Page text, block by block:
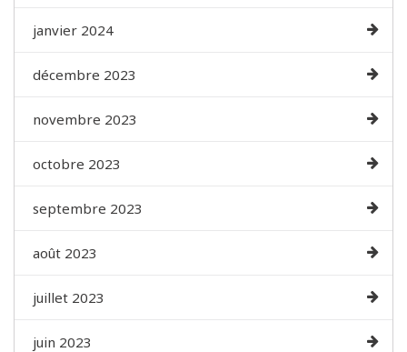
janvier 2024
décembre 2023
novembre 2023
octobre 2023
septembre 2023
août 2023
juillet 2023
juin 2023